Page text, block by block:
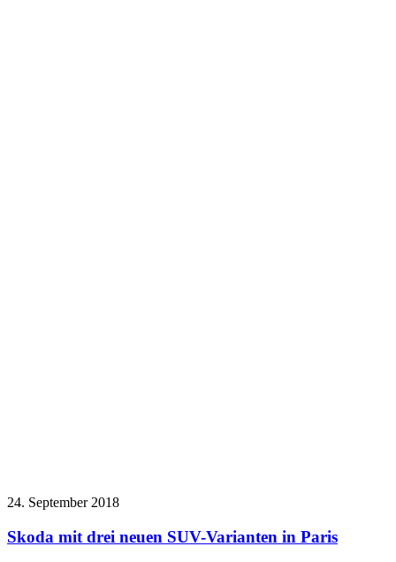
24. September 2018
Skoda mit drei neuen SUV-Varianten in Paris